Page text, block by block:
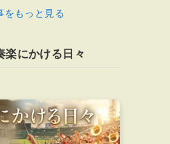
をもっと見る
楽にかける日々